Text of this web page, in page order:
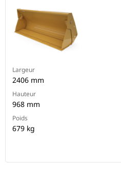
Largeur
2406 mm
Hauteur
968 mm
Poids
679 kg